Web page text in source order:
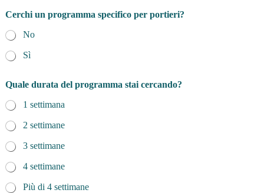
Cerchi un programma specifico per portieri?
No
Sì
Quale durata del programma stai cercando?
1 settimana
2 settimane
3 settimane
4 settimane
Più di 4 settimane